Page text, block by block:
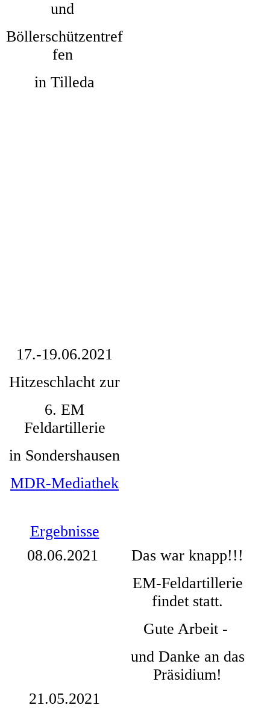
und
Böllerschützentref
fen
in Tilleda
17.-19.06.2021
Hitzeschlacht zur
6. EM
Feldartillerie
in Sondershausen
MDR-Mediathek
Ergebnisse
08.06.2021
Das war knapp!!!
EM-Feldartillerie
findet statt.
Gute Arbeit -
und Danke an das
Präsidium!
21.05.2021